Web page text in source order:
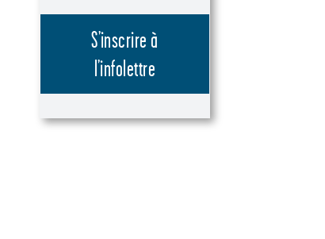
S’inscrire à
l’infolettre